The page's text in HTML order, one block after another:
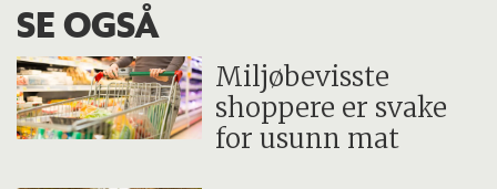
SE OGSÅ
Miljøbevisste
shoppere er svake
for usunn mat